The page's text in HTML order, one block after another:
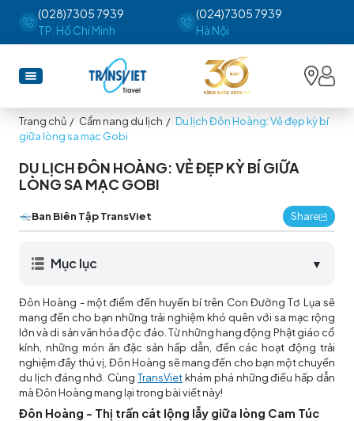
(028)7305 7939
TP. Hồ Chí Minh
(024)7305 7939
Hà Nội
Trang chủ / Cẩm nang du lịch / Du lịch Đôn Hoàng: Vẻ đẹp kỳ bí
giữa lòng sa mạc Gobi
DU LỊCH ĐÔN HOÀNG: VẺ ĐẸP KỲ BÍ GIỮA
LÒNG SA MẠC GOBI
Ban Biên Tập TransViet Share
Mục lục ▼
Đôn Hoàng - một điểm đến huyền bí trên Con Đường Tơ Lụa sẽ
mang đến cho bạn những trải nghiệm khó quên với sa mạc rộng
lớn và di sản văn hóa độc đáo. Từ những hang động Phật giáo cổ
kính, những món ăn đặc sản hấp dẫn, đến các hoạt động trải
nghiệm đầy thú vị, Đôn Hoàng sẽ mang đến cho bạn một chuyến
du lịch đáng nhớ. CùngTransVietkhám phá những điều hấp dẫn
mà Đôn Hoàng mang lại trong bài viết này!
Đôn Hoàng - Thị trấn cát lộng lẫy giữa lòng Cam Túc